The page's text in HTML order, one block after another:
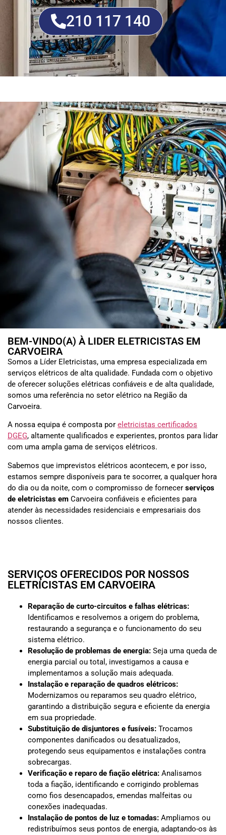
210 117 140
BEM-VINDO(A) À LIDER ELETRICISTAS EM
CARVOEIRA
Somos a Líder Eletricistas, uma empresa especializada em
serviços elétricos de alta qualidade. Fundada com o objetivo
de oferecer soluções elétricas confiáveis e de alta qualidade,
somos uma referência no setor elétrico na Região da
Carvoeira.
A nossa equipa é composta por eletricistas certificados
DGEG, altamente qualificados e experientes, prontos para lidar
com uma ampla gama de serviços elétricos.
Sabemos que imprevistos elétricos acontecem, e por isso,
estamos sempre disponíveis para te socorrer, a qualquer hora
do dia ou da noite, com o compromisso de fornecer serviços
de eletricistas em Carvoeira confiáveis e eficientes para
atender às necessidades residenciais e empresariais dos
nossos clientes.
SERVIÇOS OFERECIDOS POR NOSSOS
ELETRICISTAS EM CARVOEIRA
Reparação de curto-circuitos e falhas elétricas:
Identificamos e resolvemos a origem do problema,
restaurando a segurança e o funcionamento do seu
sistema elétrico.
Resolução de problemas de energia: Seja uma queda de
energia parcial ou total, investigamos a causa e
implementamos a solução mais adequada.
Instalação e reparação de quadros elétricos:
Modernizamos ou reparamos seu quadro elétrico,
garantindo a distribuição segura e eficiente da energia
em sua propriedade.
Substituição de disjuntores e fusíveis: Trocamos
componentes danificados ou desatualizados,
protegendo seus equipamentos e instalações contra
sobrecargas.
Verificação e reparo de fiação elétrica: Analisamos
toda a fiação, identificando e corrigindo problemas
como fios desencapados, emendas malfeitas ou
conexões inadequadas.
Instalação de pontos de luz e tomadas: Ampliamos ou
redistribuímos seus pontos de energia, adaptando-os às